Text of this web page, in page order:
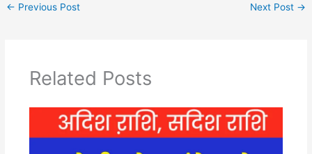
← Previous Post Next Post →
Related Posts